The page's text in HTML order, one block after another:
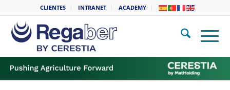
CLIENTES INTRANET ACADEMY